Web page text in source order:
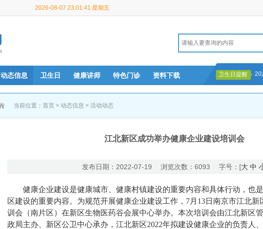
2026-08-07 23:01:41 星期五
动态信息 卫生日 健康讲师 特色门诊 资料下载 卫生日提醒
当前位置： 首页 > 动态信息 > 活动动态
江北新区成功举办健康企业建设培训会
发布日期：2022-07-19 浏览次数：6093 字号：[大 中
健康企业建设是健康城市、健康村镇建设的重要内容和具体行动，也
区建设的重要内容。为规范开展健康企业建设工作，7月13日南京市江北
训会（南片区）在新区生物医药谷会展中心举办。本次培训会由江北新区
政局主办、新区公卫中心承办，江北新区2022年拟建设健康企业的负责人